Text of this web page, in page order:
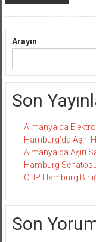
Arayın
Son
Almanya’da
Hamburg’da Aşırı
Almanya’da Aşırı
Hamburg
CHP Hamburg
Son